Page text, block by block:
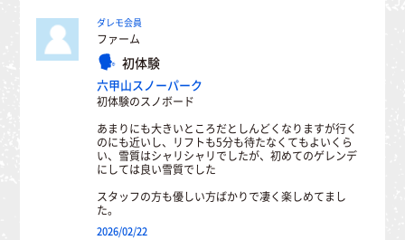
ダレモ会員
ファーム
初体験
六甲山スノーパーク
初体験のスノボード
あまりにも大きいところだとしんどくなりますが行く
のにも近いし、リフトも5分も待たなくてもよいくら
い、雪質はシャリシャリでしたが、初めてのゲレンデ
にしては良い雪質でした
スタッフの方も優しい方ばかりで凄く楽しめてまし
た。
2026/02/22